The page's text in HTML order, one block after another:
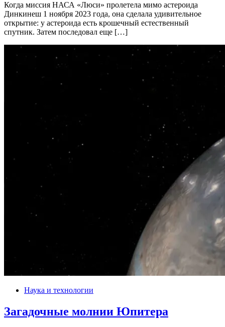
Когда миссия НАСА «Люси» пролетела мимо астероида
Динкинеш 1 ноября 2023 года, она сделала удивительное
открытие: у астероида есть крошечный естественный
спутник. Затем последовал еще […]
Наука и технологии
Загадочные молнии Юпитера